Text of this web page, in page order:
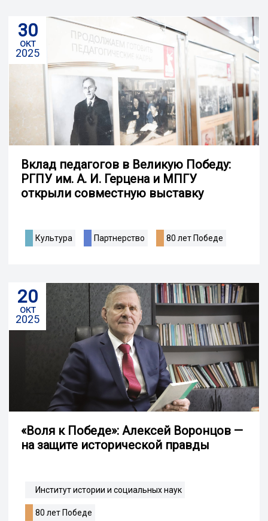
30
окт
2025
Вклад педагогов в Великую Победу:
РГПУ им. А. И. Герцена и МПГУ
открыли совместную выставку
Культура Партнерство 80 лет Победе
20
окт
2025
«Воля к Победе»: Алексей Воронцов —
на защите исторической правды
Институт истории и социальных наук
80 лет Победе